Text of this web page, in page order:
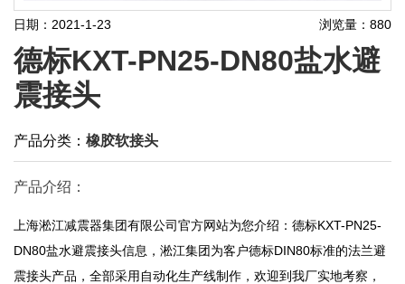
日期：2021-1-23 浏览量：880
德标KXT-PN25-DN80盐水避
震接头
产品分类： 橡胶软接头
产品介绍：
上海淞江减震器集团有限公司官方网站为您介绍：德标KXT-PN25-
DN80盐水避震接头信息，淞江集团为客户德标DIN80标准的法兰避
震接头产品，全部采用自动化生产线制作，欢迎到我厂实地考察，